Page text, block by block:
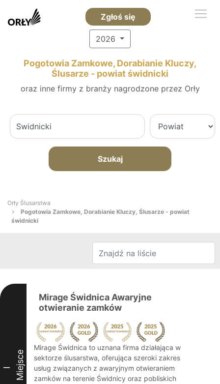
Zgłoś się
2026
Pogotowia Zamkowe, Dorabianie Kluczy,
Ślusarze - powiat świdnicki
oraz inne firmy z branży nagrodzone przez Orły
Szukaj
Orły Ślusarstwa
Pogotowia Zamkowe, Dorabianie Kluczy, Ślusarze - powiat
świdnicki
I Miejsce
Mirage Świdnica Awaryjne
otwieranie zamków
Mirage Świdnica to uznana firma działająca w
sektorze ślusarstwa, oferująca szeroki zakres
usług związanych z awaryjnym otwieraniem
zamków na terenie Świdnicy oraz pobliskich